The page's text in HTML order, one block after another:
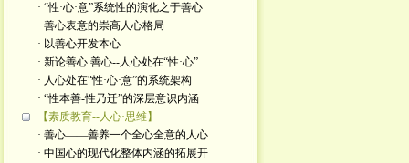
· “性·心·意”系统性的演化之于善心
· 善心表意的崇高人心格局
· 以善心开发本心
· 新论善心 善心--人心处在“性·心”
· 人心处在“性·心·意”的系统架构
· “性本善-性乃迁”的深层意识内涵
【素质教育--人心·思维】
· 善心——善养一个全心全意的人心
· 中国心的现代化整体内涵的拓展开